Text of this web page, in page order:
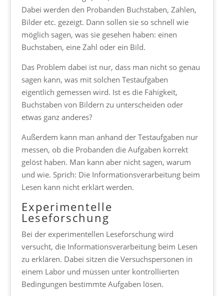
Dabei werden den Probanden Buchstaben, Zahlen,
Bilder etc. gezeigt. Dann sollen sie so schnell wie
möglich sagen, was sie gesehen haben: einen
Buchstaben, eine Zahl oder ein Bild.
Das Problem dabei ist nur, dass man nicht so genau
sagen kann, was mit solchen Testaufgaben
eigentlich gemessen wird. Ist es die Fähigkeit,
Buchstaben von Bildern zu unterscheiden oder
etwas ganz anderes?
Außerdem kann man anhand der Testaufgaben nur
messen, ob die Probanden die Aufgaben korrekt
gelöst haben. Man kann aber nicht sagen, warum
und wie. Sprich: Die Informationsverarbeitung beim
Lesen kann nicht erklärt werden.
Experimentelle
Leseforschung
Bei der experimentellen Leseforschung wird
versucht, die Informationsverarbeitung beim Lesen
zu erklären. Dabei sitzen die Versuchspersonen in
einem Labor und müssen unter kontrollierten
Bedingungen bestimmte Aufgaben lösen.